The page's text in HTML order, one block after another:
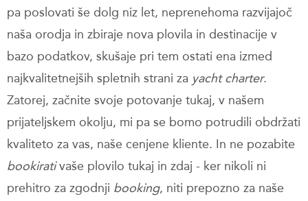
pa poslovati še dolg niz let, neprenehoma razvijajoč
naša orodja in zbiraje nova plovila in destinacije v
bazo podatkov, skušaje pri tem ostati ena izmed
najkvalitetnejših spletnih strani za yacht charter.
Zatorej, začnite svoje potovanje tukaj, v našem
prijateljskem okolju, mi pa se bomo potrudili obdržati
kvaliteto za vas, naše cenjene kliente. In ne pozabite
bookirativaše plovilo tukaj in zdaj - ker nikoli ni
prehitro za zgodnji booking, niti prepozno za naše